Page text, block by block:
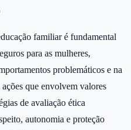
familiar é fundamental
para as mulheres,
problemáticos e na
que envolvem valores
de avaliação ética
autonomia e proteção